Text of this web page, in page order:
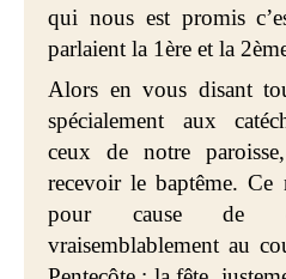
qui nous est promis
parlaient la 1ère et la
Alors en vous disant
spécialement aux
ceux de notre
recevoir le baptême. Ce
pour cause de
vraisemblablement au